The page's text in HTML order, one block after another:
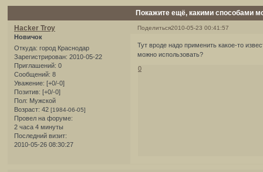
Покажите ещё, какими способами
Поделиться2010-05-23 00:41:57
Hacker Troy
Новичок
Откуда: город Краснодар
Зарегистрирован: 2010-05-22
Приглашений: 0
Сообщений: 8
Уважение: [+0/-0]
Позитив: [+0/-0]
Пол: Мужской
Возраст: 42 [1984-06-05]
Провел на форуме:
2 часа 4 минуты
Последний визит:
2010-05-26 08:30:27
Тут вроде надо применить какое-то
можно использовать?
0